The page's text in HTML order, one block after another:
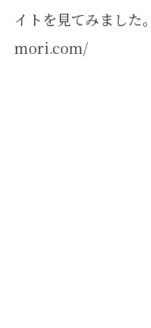
イトを見てみました。
mori.com/